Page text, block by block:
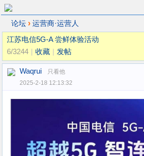
论坛 › 运营商·运营人
江苏电信5G-A 尝鲜体验活动
6/3244
收藏 发帖
Waqrui
只看他
2025-2-18 12:13:32